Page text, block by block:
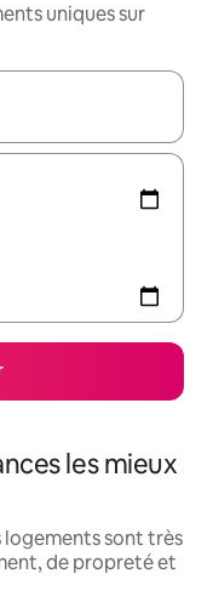
uniques sur
les flèches vers le
les mieux
logements sont très
de propreté et